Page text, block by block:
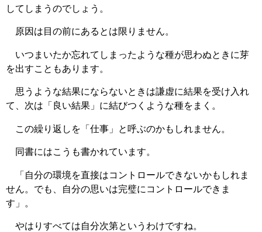
してしまうのでしょう。
原因は目の前にあるとは限りません。
いつまいたか忘れてしまったような種が思わぬときに芽
を出すこともあります。
思うような結果にならないときは謙虚に結果を受け入れ
て、次は「良い結果」に結びつくような種をまく。
この繰り返しを「仕事」と呼ぶのかもしれません。
同書にはこうも書かれています。
「自分の環境を直接はコントロールできないかもしれま
せん。でも、自分の思いは完璧にコントロールできま
す」。
やはりすべては自分次第というわけですね。